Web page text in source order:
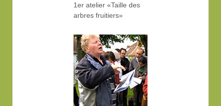
1er atelier «Taille des
arbres fruitiers»